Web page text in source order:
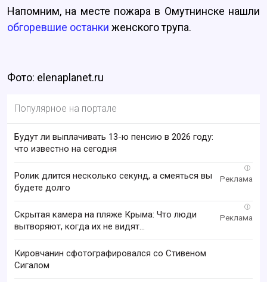
Напомним, на месте пожара в Омутнинске нашли
обгоревшие останки женского трупа.
Фото: elenaplanet.ru
Популярное на портале
Будут ли выплачивать 13-ю пенсию в 2026 году:
что известно на сегодня
i
Ролик длится несколько секунд, а смеяться вы
будете долго
i
Скрытая камера на пляже Крыма: Что люди
вытворяют, когда их не видят...
Кировчанин сфотографировался со Стивеном
Сигалом